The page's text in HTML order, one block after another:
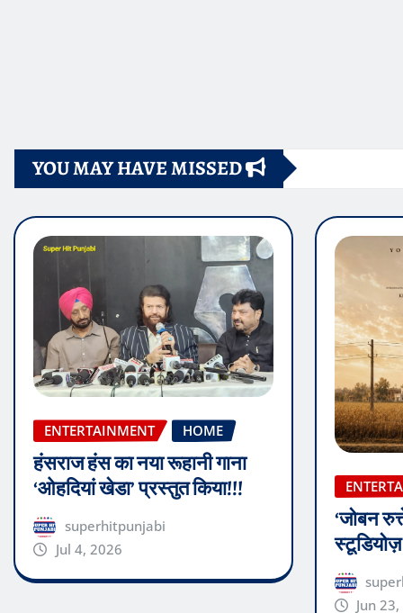
YOU MAY HAVE MISSED
ENTERTAINMENT HOME
हंसराज हंस का नया रूहानी गाना
‘ओहदियां खेडा’ प्रस्तुत किया!!!
superhitpunjabi
Jul 4, 2026
‘जोबन
Jun